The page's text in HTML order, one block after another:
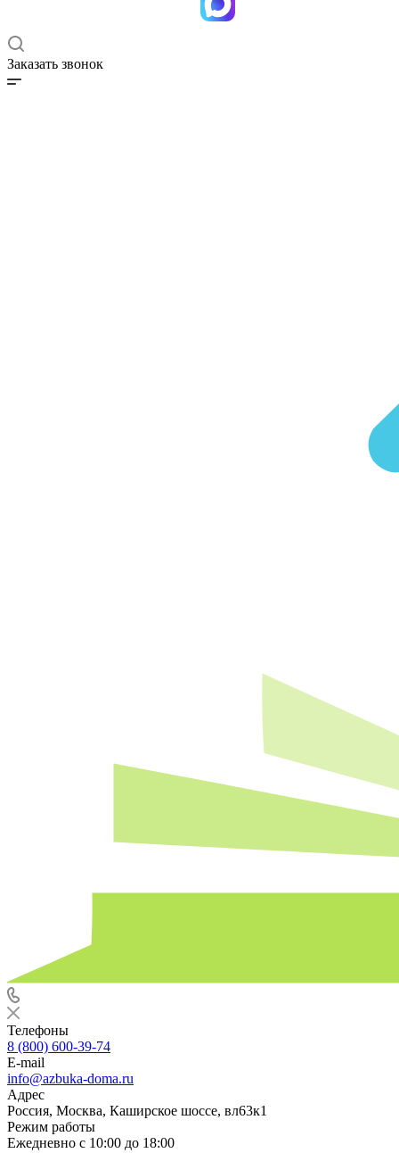
Заказать звонок
Телефоны
8 (800) 600-39-74
E-mail
info@azbuka-doma.ru
Адрес
Россия, Москва, Каширское шоссе, вл63к1
Режим работы
Ежедневно с 10:00 до 18:00